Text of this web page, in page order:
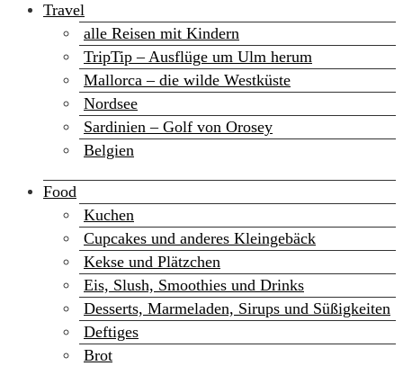
Travel
alle Reisen mit Kindern
TripTip – Ausflüge um Ulm herum
Mallorca – die wilde Westküste
Nordsee
Sardinien – Golf von Orosey
Belgien
Food
Kuchen
Cupcakes und anderes Kleingebäck
Kekse und Plätzchen
Eis, Slush, Smoothies und Drinks
Desserts, Marmeladen, Sirups und Süßigkeiten
Deftiges
Brot